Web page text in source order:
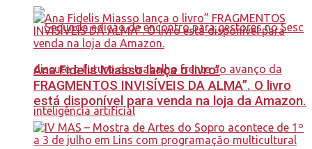
Ana Fidelis Miasso lança o livro”
FRAGMENTOS INVISÍVEIS DA ALMA”. O livro
está disponível para venda na loja da Amazon.